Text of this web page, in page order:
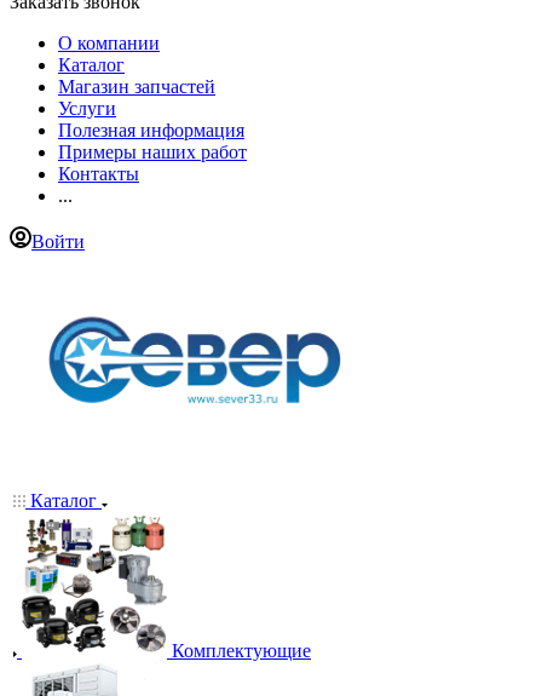
О компании
Каталог
Магазин запчастей
Услуги
Полезная информация
Примеры наших работ
Контакты
...
Войти
Каталог
Комплектующие